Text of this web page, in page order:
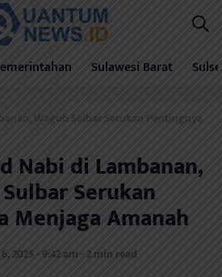
Sulawesi Barat
Wagub Sulbar Serukan Pentingnya
Nabi di Lambanan,
Serukan
Menjaga Amanah
2025 - 9:42 am - 2 min read